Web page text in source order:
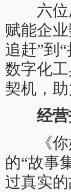
六位厂
赋能企
追赶”到
数字化
契机，
经
《你好
的“故事
过真实